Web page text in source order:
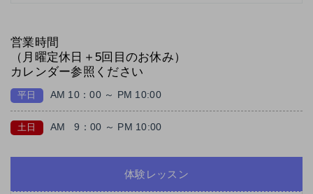
営業時間
（月曜定休日＋5回目のお休み）
カレンダー参照ください
平日 AM 10：00 ～ PM 10:00
土日 AM 9：00 ～ PM 10:00
体験レッスン